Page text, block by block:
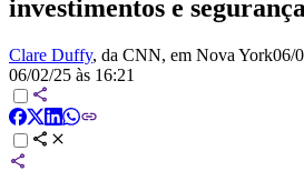
investimentos e
Clare Duffy, da CNN, em Nova York06/
06/02/25 às 16:21